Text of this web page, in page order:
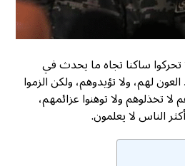
ساكنا تجاه ما يحدث في
لهم، ولا تؤيدوهم، ولكن الزموا
تخذلوهم ولا توهنوا عزائمهم،
الناس لا يعلمون.